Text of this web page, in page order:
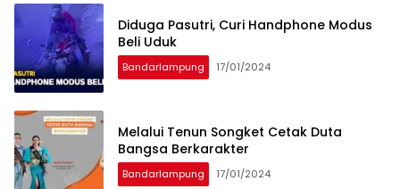
Diduga Pasutri, Curi Handphone Modus
Beli Uduk
Bandarlampung 17/01/2024
Melalui Tenun Songket Cetak Duta
Bangsa Berkarakter
Bandarlampung 17/01/2024